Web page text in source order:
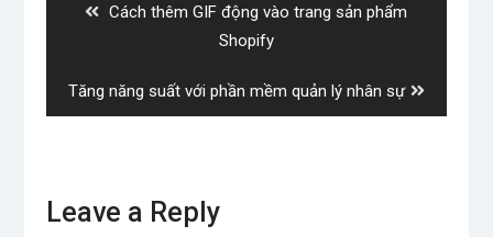
Previous
Cách thêm GIF động vào trang sản phẩm
Shopify
Next
post:
Tăng năng suất với phần mềm quản lý nhân sự
Leave a Reply